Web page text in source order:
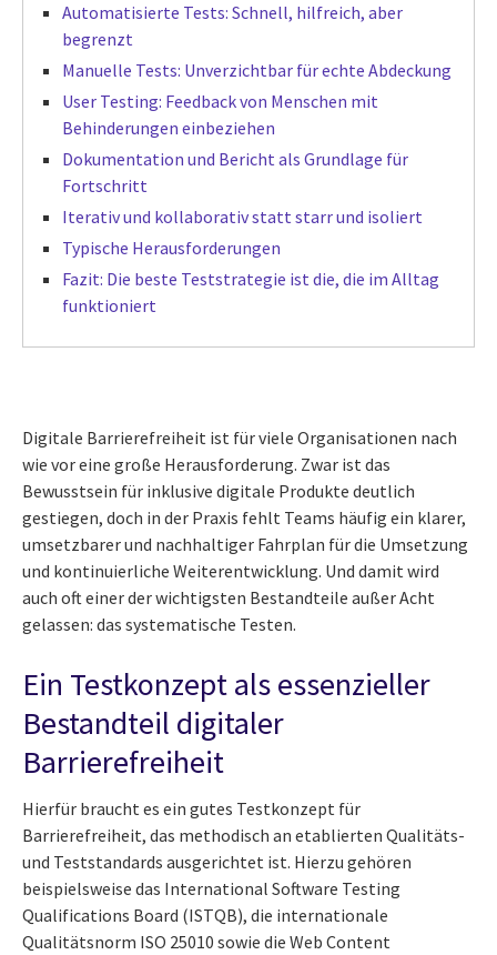
Automatisierte Tests: Schnell, hilfreich, aber
begrenzt
Manuelle Tests: Unverzichtbar für echte Abdeckung
User Testing: Feedback von Menschen mit
Behinderungen einbeziehen
Dokumentation und Bericht als Grundlage für
Fortschritt
Iterativ und kollaborativ statt starr und isoliert
Typische Herausforderungen
Fazit: Die beste Teststrategie ist die, die im Alltag
funktioniert
Digitale Barrierefreiheit ist für viele Organisationen nach
wie vor eine große Herausforderung. Zwar ist das
Bewusstsein für inklusive digitale Produkte deutlich
gestiegen, doch in der Praxis fehlt Teams häufig ein klarer,
umsetzbarer und nachhaltiger Fahrplan für die Umsetzung
und kontinuierliche Weiterentwicklung. Und damit wird
auch oft einer der wichtigsten Bestandteile außer Acht
gelassen: das systematische Testen.
Ein Testkonzept als essenzieller
Bestandteil digitaler
Barrierefreiheit
Hierfür braucht es ein gutes Testkonzept für
Barrierefreiheit, das methodisch an etablierten Qualitäts-
und Teststandards ausgerichtet ist. Hierzu gehören
beispielsweise das International Software Testing
Qualifications Board (ISTQB), die internationale
Qualitätsnorm ISO 25010 sowie die Web Content